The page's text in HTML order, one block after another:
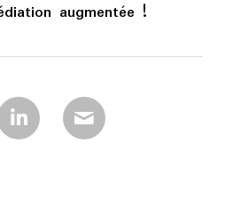
augmentée !